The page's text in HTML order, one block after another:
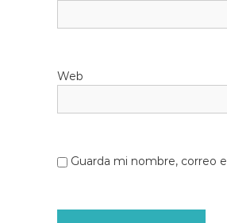
Web
Guarda mi nombre, correo